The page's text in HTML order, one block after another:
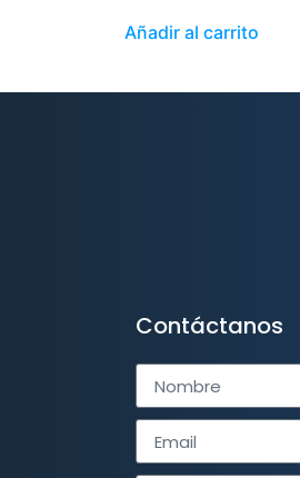
Añadir al carrito
Contáctanos